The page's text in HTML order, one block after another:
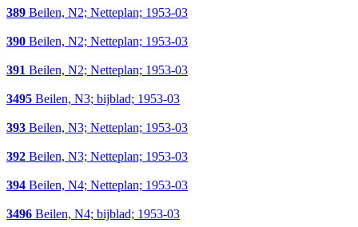
389 Beilen, N2; Netteplan; 1953-03
390 Beilen, N2; Netteplan; 1953-03
391 Beilen, N2; Netteplan; 1953-03
3495 Beilen, N3; bijblad; 1953-03
393 Beilen, N3; Netteplan; 1953-03
392 Beilen, N3; Netteplan; 1953-03
394 Beilen, N4; Netteplan; 1953-03
3496 Beilen, N4; bijblad; 1953-03